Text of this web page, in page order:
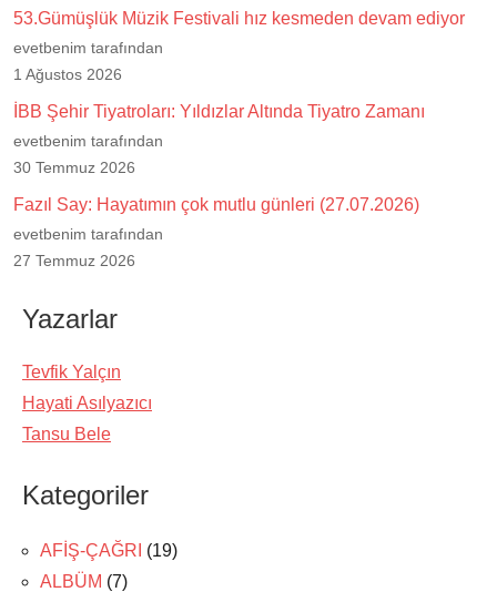
53.Gümüşlük Müzik Festivali hız kesmeden devam ediyor
evetbenim tarafından
1 Ağustos 2026
İBB Şehir Tiyatroları: Yıldızlar Altında Tiyatro Zamanı
evetbenim tarafından
30 Temmuz 2026
Fazıl Say: Hayatımın çok mutlu günleri (27.07.2026)
evetbenim tarafından
27 Temmuz 2026
Yazarlar
Tevfik Yalçın
Hayati Asılyazıcı
Tansu Bele
Kategoriler
AFİŞ-ÇAĞRI (19)
ALBÜM (7)